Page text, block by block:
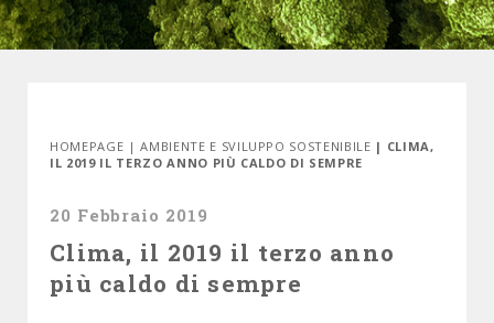
HOMEPAGE |AMBIENTE E SVILUPPO SOSTENIBILE | CLIMA,
IL 2019 IL TERZO ANNO PIÙ CALDO DI SEMPRE
20 Febbraio 2019
Clima, il 2019 il terzo anno
più caldo di sempre